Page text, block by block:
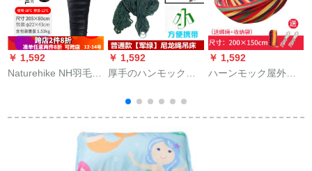
￥ 1,592
Naturehike NH羽毛寝
羽毛寝袋キャンプ旅
￥ 1,592
厚手のハンモック屋
上げて吊り床につる
して吊り床につるし
ます。成人の布ネッ
ト床軍緑色【普通タ
イプ＋縄】
￥ 1,592
ハーンモック屋外ブ
す。ネットベッドの